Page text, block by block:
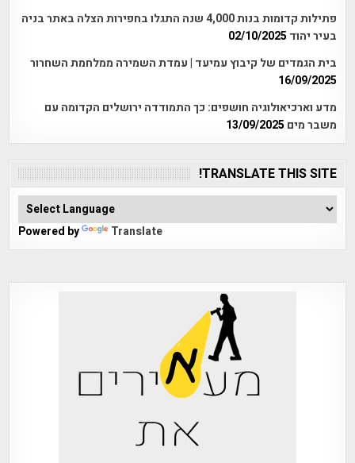
פתילות קדומות בנות 4,000 שנה התגלו בחפירות הצלה באתר בניה
בעיר יהוד 02/10/2025
בית הגמדים של קיבוץ עמיעד | עמדת השמירה ממלחמת השחרור
16/09/2025
מדע וארכיאולוגיה חושפים: כך התמודדה ירושלים הקדומה עם
משבר מים 13/09/2025
TRANSLATE THIS SITE!
Powered by Translate